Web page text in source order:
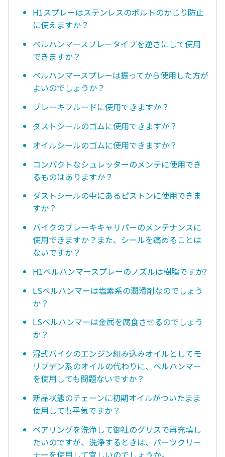
H1スプレーはステンレスのボルトのかじり防止
に使えますか？
ベルハンマースプレータイプを逆さにして使用
できますか？
ベルハンマースプレーは振ってから使用した方が
よいのでしょうか？
ブレーキフルードに使用できますか？
ダストシールのゴムに使用できますか？
オイルシールのゴムに使用できますか？
コンパクトなシュレッターのメンテに使用でき
るものはありますか？
ダストシールの中にあるピストンに使用できま
すか？
バイクのブレーキキャリパーのメンテナンスに
使用できますか？また、シールを痛めることは
ないですか？
H1ベルハンマースプレーのノズルは樹脂ですか?
LSベルハンマーは塩素系の潤滑剤なのでしょう
か？
LSベルハンマーは金属を腐食させるのでしょう
か？
湿式バイクのエンジン組み込みオイルとしてモ
リブデン系のオイルの代わりに、ベルハンマー
を使用しても問題ないですか？
新品状態のチェーンに初期オイルがついたまま
使用しても平気ですか？
ベアリングを洗浄して御社のグリスで再充填し
たいのですが、洗浄するときは、パーツクリー
ナーを使用して宜しいのでしょうか。